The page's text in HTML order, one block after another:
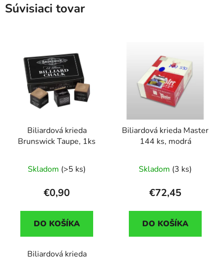
Súvisiaci tovar
Biliardová krieda
Brunswick Taupe, 1ks
Skladom (>5 ks)
€0,90
DO KOŠÍKA
Biliardová krieda
Biliardová krieda Master
144 ks, modrá
Skladom (3 ks)
€72,45
DO KOŠÍKA